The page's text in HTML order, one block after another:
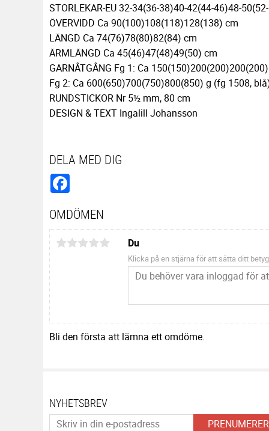
STORLEKAR-EU 32-34(36-38)40-42(44-46)48-
ÖVERVIDD Ca 90(100)108(118)128(138) cm
LÄNGD Ca 74(76)78(80)82(84) cm
ÄRMLÄNGD Ca 45(46)47(48)49(50) cm
GARNÅTGÅNG Fg 1: Ca
Fg 2: Ca 600(650)700(750)800(850) g (fg 1508,
RUNDSTICKOR Nr 5½ mm, 80 cm
DESIGN & TEXT Ingalill Johansson
DELA MED DIG
OMDÖMEN
Du
Klicka på en stjärna för att sätta ditt betyg
Bli den första att lämna ett omdöme.
NYHETSBREV